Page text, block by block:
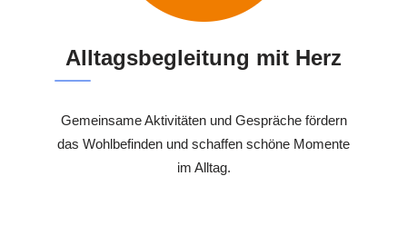
Alltagsbegleitung mit Herz
Gemeinsame Aktivitäten und Gespräche fördern
das Wohlbefinden und schaffen schöne Momente
im Alltag.